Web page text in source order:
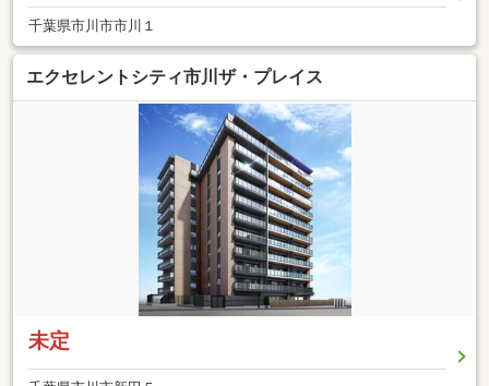
千葉県市川市市川１
エクセレントシティ市川ザ・プレイス
未定